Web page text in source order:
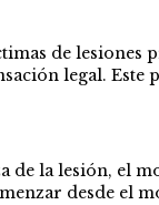
de
legal.
la lesión, el
desde el